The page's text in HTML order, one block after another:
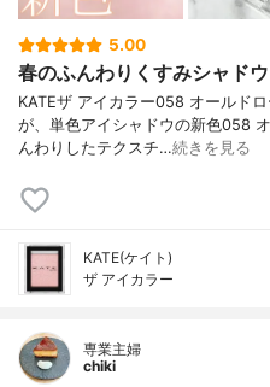
5.00
春のふんわりくすみシャドウ
KATEザ アイカラー058 オールド
が、単色アイシャドウの新色058
んわりしたテクスチ…続きを見る
KATE(ケイト)
ザ アイカラー
専業主婦
chiki